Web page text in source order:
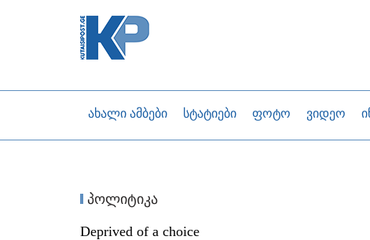
ახალი ამბები სტატიები ფოტო ვიდეო
პოლიტიკა
Deprived of a choice